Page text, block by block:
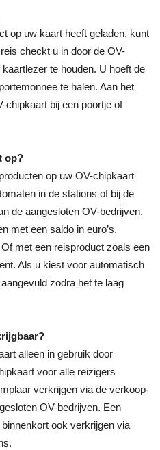
op uw kaart heeft geladen, kunt
checkt u in door de OV-
te houden. U hoeft de
te halen. Aan het
chipkaart bij een poortje of
op?
op uw OV-chipkaart
in de stations of bij de
de aangesloten OV-bedrijven.
met een saldo in euro’s,
met een reisproduct zoals een
Als u kiest voor automatisch
zodra het te laag
alleen in gebruik door
voor alle reizigers
verkrijgen via de verkoop-
OV-bedrijven. Een
ook verkrijgen via